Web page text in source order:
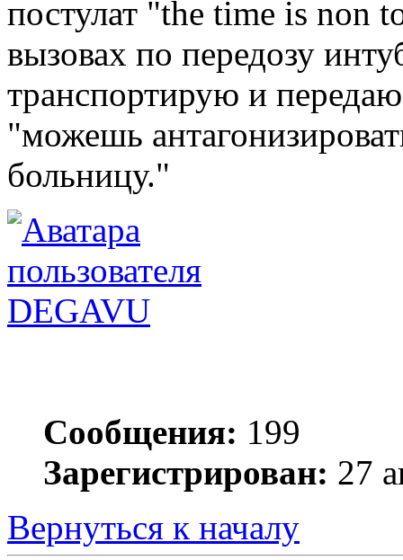
постулат "the time is non
вызовах по передозу
транспортирую и
"можешь
больницу."
DEGAVU
Сообщения: 199
Зарегистрирован: 27
Вернуться к началу